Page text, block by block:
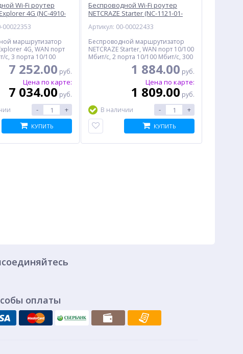
%
Коробка монтажная для
видеокамеры МК
МК+Видео
440.50
Беспроводной Wi-Fi
роутер KEENETIC Explorer
4G (KN-4910)
8 334.00
Wi-Fi роутер
4G (NC-4910-
00022353
маршрутизатор
4G, WAN порт
с, 3 порта 10/100
Мбит/с, MIMO, SIM-
7 252.00 руб.
Цена по карте:
7 034.00 руб.
- +
КУПИТЬ
Беспроводной Wi-Fi роутер
NETCRAZE Starter (NC-1121-01-
Артикул: 00-00022433
Беспроводной маршрутизатор
NETCRAZE Starter, WAN порт 10/100
Мбит/с, 2 порта 10/100 Мбит/с, 300
1 884.00 руб.
Цена по карте:
1 809.00 руб.
В наличии
- +
КУПИТЬ
оплаты